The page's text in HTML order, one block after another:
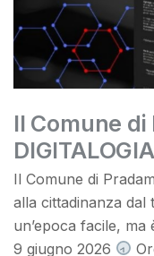
Il Comune
DIGITALOGIA
Il Comune di
alla cittadinanza dal
un’epoca facile, ma
9 giugno 2026